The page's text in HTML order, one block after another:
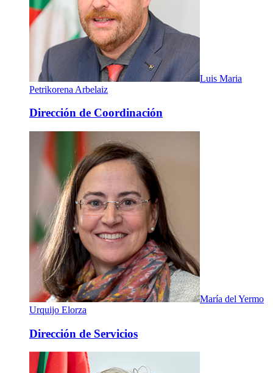
Luis Maria
Petrikorena Arbelaiz
Dirección de Coordinación
María del Yermo
Urquijo Elorza
Dirección de Servicios